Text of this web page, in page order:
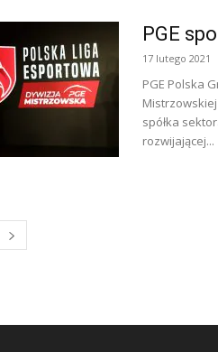
PGE
17 lutego 2021
PGE Polska
spółka
rozwijającej...